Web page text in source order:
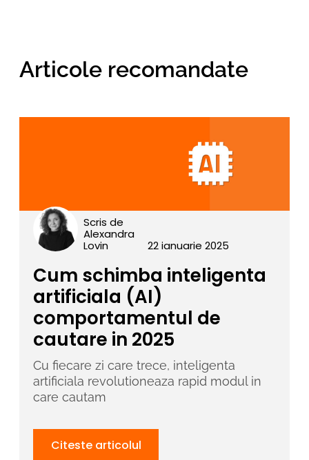
Articole recomandate
Scris de
Alexandra
Lovin
22 ianuarie 2025
Cum schimba inteligenta
artificiala (AI)
comportamentul de
cautare in 2025
Cu fiecare zi care trece, inteligenta
artificiala revolutioneaza rapid modul in
care cautam
Citeste articolul